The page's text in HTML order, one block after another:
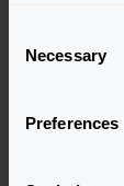
Necessary
Preferences